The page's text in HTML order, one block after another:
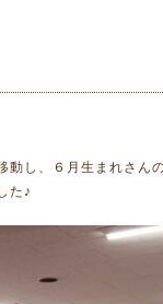
し、６月生まれさん
た♪